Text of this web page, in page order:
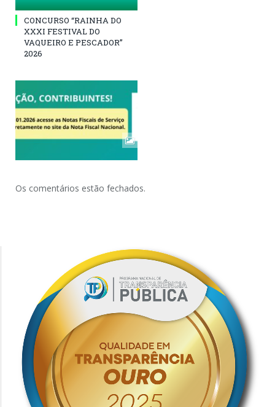
CONCURSO “RAINHA DO
XXXI FESTIVAL DO
VAQUEIRO E PESCADOR”
2026
Os comentários estão fechados.